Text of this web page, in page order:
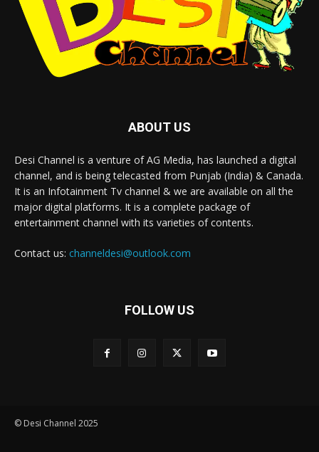
ABOUT US
Desi Channel is a venture of AG Media, has launched a digital
channel, and is being telecasted from Punjab (India) & Canada.
It is an Infotainment Tv channel & we are available on all the
major digital platforms. It is a complete package of
entertainment channel with its varieties of contents.
Contact us: channeldesi@outlook.com
FOLLOW US
© Desi Channel 2025